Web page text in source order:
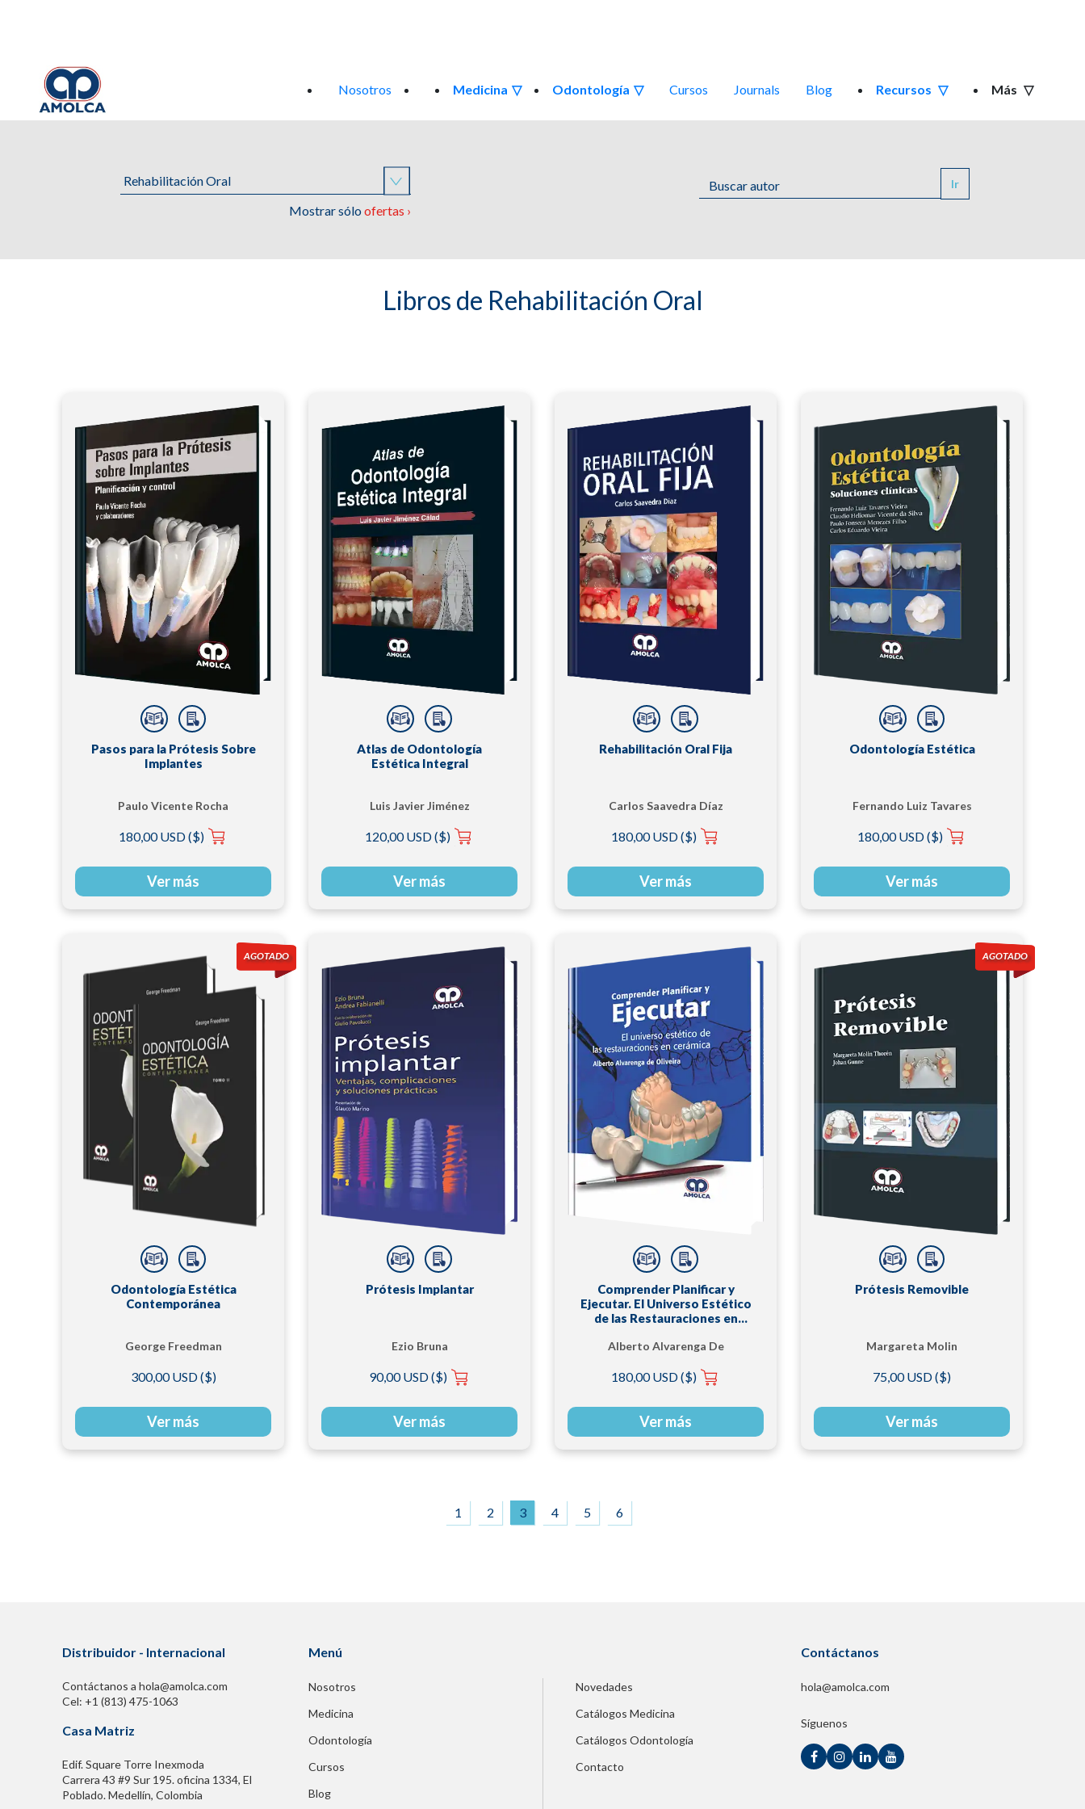
Nosotros Medicina Odontología Cursos Journals Blog Recursos Más
Mostrar sólo ofertas ›
Ir
Libros de Rehabilitación Oral
Pasos para la Prótesis Sobre
Implantes
Paulo Vicente Rocha
180,00 USD ($)
Ver más
Atlas de Odontología
Estética Integral
Luis Javier Jiménez
120,00 USD ($)
Ver más
Rehabilitación Oral Fija
Carlos Saavedra Díaz
180,00 USD ($)
Ver más
Odontología Estética
Fernando Luiz Tavares
180,00 USD ($)
Ver más
Odontología Estética
Contemporánea
George Freedman
300,00 USD ($)
Ver más
Prótesis Implantar
Ezio Bruna
90,00 USD ($)
Ver más
Comprender Planificar y
Ejecutar. El Universo Estético
de las Restauraciones en
Alberto Alvarenga De
180,00 USD ($)
Ver más
Prótesis Removible
Margareta Molin
75,00 USD ($)
Ver más
1 2 3 4 5 6
Distribuidor - Internacional
Contáctanos a hola@amolca.com
Cel: +1 (813) 475-1063
Casa Matriz
Edif. Square Torre Inexmoda
Carrera 43 #9 Sur 195. oficina 1334, El
Poblado. Medellín, Colombia
Menú
Nosotros
Medicina
Odontología
Cursos
Blog
Novedades
Catálogos Medicina
Catálogos Odontología
Contacto
Contáctanos
hola@amolca.com
Síguenos